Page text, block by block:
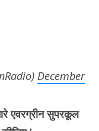
December
एवरग्रीन सुपरकूल